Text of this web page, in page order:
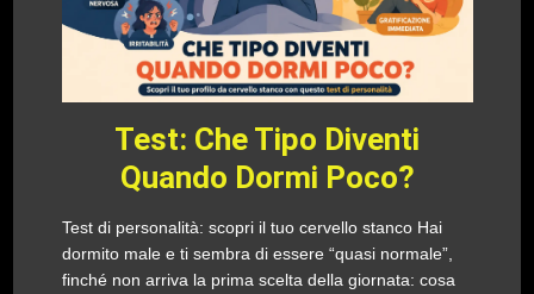
Test: Che Tipo Diventi
Quando Dormi Poco?
Test di personalità: scopri il tuo cervello stanco Hai
dormito male e ti sembra di essere “quasi normale”,
finché non arriva la prima scelta della giornata: cosa